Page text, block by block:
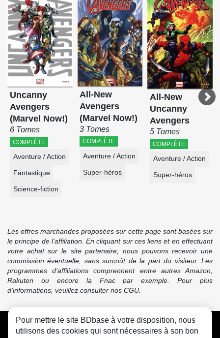
Uncanny
Avengers
(Marvel Now!)
6 Tomes
COMPLÈTE
Aventure / Action
Fantastique
Science-fiction
All-New
Avengers
(Marvel Now!)
3 Tomes
COMPLÈTE
Aventure / Action
Super-héros
All-New
Uncanny
Avengers
5 Tomes
COMPLÈTE
Aventure / Action
Super-héros
Les offres marchandes proposées sur cette page sont basées sur
le principe de l'affiliation. En cliquant sur ces liens et en effectuant
votre achat sur le site partenaire, nous pouvons recevoir une
commission éventuelle, sans surcoût de la part du visiteur. Les
programmes d’affiliations comprennent entre autres Amazon,
Rakuten ou encore la Fnac par exemple. Pour plus
d’informations, veuillez consulter nos CGU.
CGU FAQ Contact Cookies
Pour mettre le site BDbase à votre disposition, nous
utilisons des cookies qui sont nécessaires à son bon